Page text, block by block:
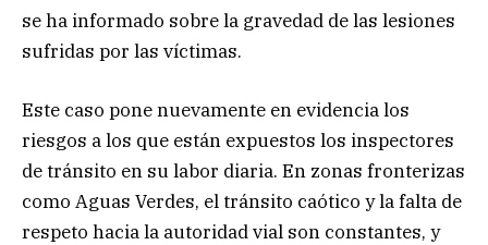
se ha informado sobre la gravedad de las lesiones
sufridas por las víctimas.
Este caso pone nuevamente en evidencia los
riesgos a los que están expuestos los inspectores
de tránsito en su labor diaria. En zonas fronterizas
como Aguas Verdes, el tránsito caótico y la falta de
respeto hacia la autoridad vial son constantes, y